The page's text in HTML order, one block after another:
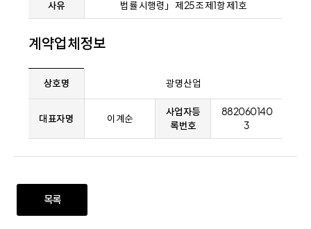
사유
법률 시행령」 제25조 제1항 제1호
계약업체정보
상호명 광명산업
대표자명 이계순
사업자등
록번호
882060140
3
목록